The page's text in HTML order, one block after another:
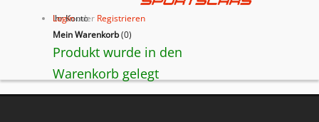
Ihr Konto
Loginoder Registrieren
Mein Warenkorb(0)
Produkt wurde in den
Warenkorb gelegt